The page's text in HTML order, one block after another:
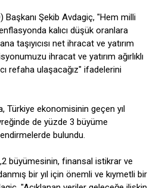
Başkanı Şekib Avdagiç, "Hem milli
kalıcı düşük oranlara
taşıyıcısı net ihracat ve yatırım
ihracat ve yatırım ağırlıklı
refaha ulaşacağız" ifadelerini
Türkiye ekonomisinin geçen yıl
de yüzde 3 büyüme
bulundu.
büyümesinin, finansal istikrar ve
bir yıl için önemli ve kıymetli bir